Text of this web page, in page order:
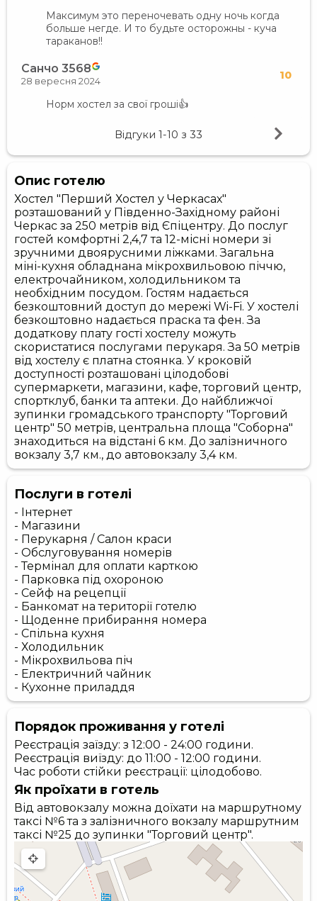
Максимум это переночевать одну ночь когда
больше негде. И то будьте осторожны - куча
тараканов!!
Санчо 3568 10
28 вересня 2024
Норм хостел за свої гроші👍
Відгуки 1-10 з 33
Опис готелю
Хостел "Перший Хостел у Черкасах"
розташований у Південно-Західному районі
Черкас за 250 метрів від Єпіцентру. До послуг
гостей комфортні 2,4,7 та 12-місні номери зі
зручними двоярусними ліжками. Загальна
міні-кухня обладнана мікрохвильовою піччю,
електрочайником, холодильником та
необхідним посудом. Гостям надається
безкоштовний доступ до мережі Wi-Fi. У хостелі
безкоштовно надається праска та фен. За
додаткову плату гості хостелу можуть
скористатися послугами перукаря. За 50 метрів
від хостелу є платна стоянка. У кроковій
доступності розташовані цілодобові
супермаркети, магазини, кафе, торговий центр,
спортклуб, банки та аптеки. До найближчої
зупинки громадського транспорту "Торговий
центр" 50 метрів, центральна площа "Соборна"
знаходиться на відстані 6 км. До залізничного
вокзалу 3,7 км., до автовокзалу 3,4 км.
Послуги в готелі
- Інтернет
- Магазини
- Перукарня / Салон краси
- Обслуговування номерів
- Термінал для оплати карткою
- Парковка під охороною
- Сейф на рецепції
- Банкомат на території готелю
- Щоденне прибирання номера
- Спільна кухня
- Холодильник
- Мікрохвильова піч
- Електричний чайник
- Кухонне приладдя
Порядок проживання у готелі
Реєстрація заїзду: з 12:00 - 24:00 години.
Реєстрація виїзду: до 11:00 - 12:00 години.
Час роботи стійки реєстрації: цілодобово.
Як проїхати в готель
Від автовокзалу можна доїхати на маршрутному
таксі №6 та з залізничного вокзалу маршрутним
таксі №25 до зупинки "Торговий центр".